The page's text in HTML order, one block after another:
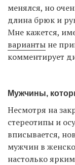
менялся, но
длина брюк и
Мне кажется,
варианты не
комментирует
Мужчины,
Несмотря на
стереотипы и
вписывается,
мужчин в
настолько